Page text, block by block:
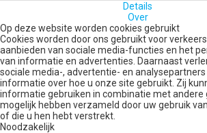
Details
Over
Op deze website worden cookies gebruikt
Cookies worden door ons gebruikt voor
aanbieden van sociale media-functies en het
van informatie en advertenties. Daarnaast
sociale media-, advertentie- en
informatie over hoe u onze site gebruikt. Zij
informatie gebruiken in combinatie met andere
mogelijk hebben verzameld door uw gebruik
of die u hen hebt verstrekt.
Noodzakelijk